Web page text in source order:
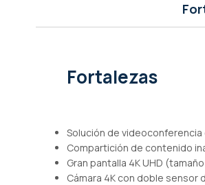
Fortalezas
Solución de
Compartición de contenido
Gran pantalla 4K UHD
Cámara 4K con doble sensor